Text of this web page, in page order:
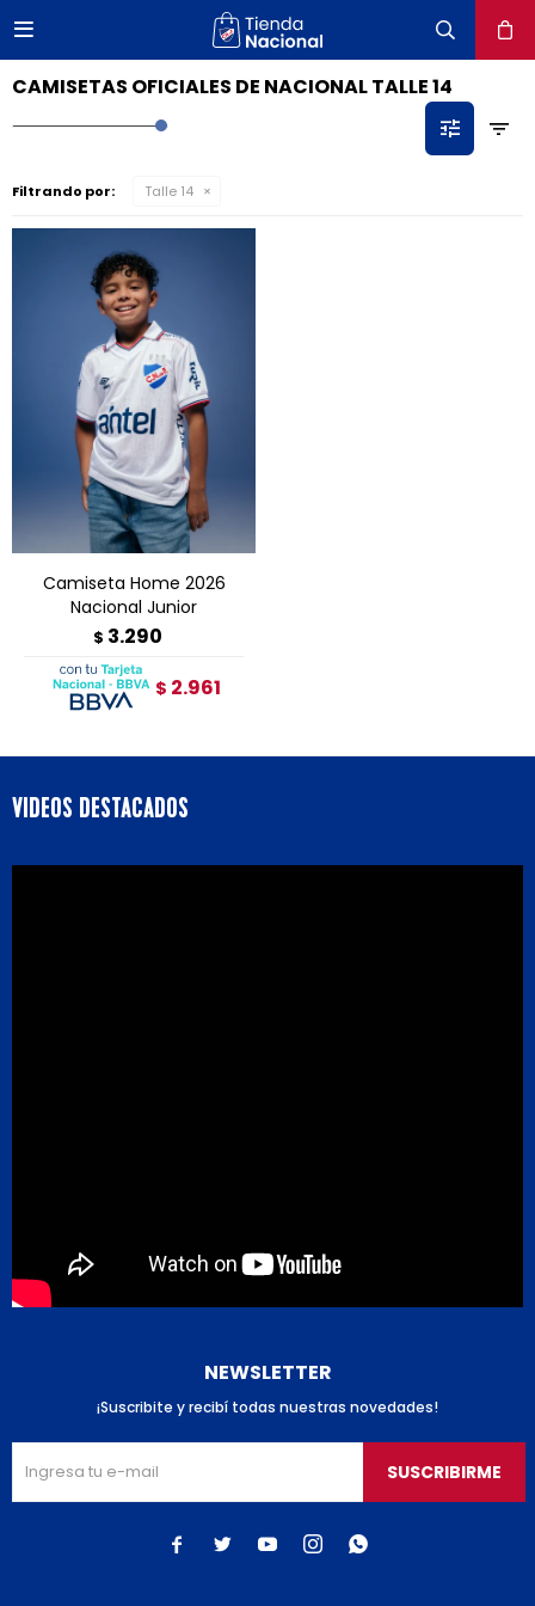

CAMISETAS OFICIALES DE NACIONAL TALLE 14
Filtrando por: Talle 14
Camiseta Home 2026
Nacional Junior
$ 3.290
$ 2.961
VIDEOS DESTACADOS
NEWSLETTER
¡Suscribite y recibí todas nuestras novedades!
SUSCRIBIRME
    
close